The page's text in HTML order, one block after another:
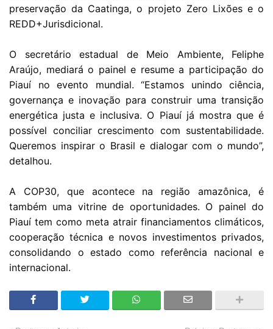
preservação da Caatinga, o projeto Zero Lixões e o
REDD+Jurisdicional.
O secretário estadual de Meio Ambiente, Feliphe
Araújo, mediará o painel e resume a participação do
Piauí no evento mundial. “Estamos unindo ciência,
governança e inovação para construir uma transição
energética justa e inclusiva. O Piauí já mostra que é
possível conciliar crescimento com sustentabilidade.
Queremos inspirar o Brasil e dialogar com o mundo”,
detalhou.
A COP30, que acontece na região amazônica, é
também uma vitrine de oportunidades. O painel do
Piauí tem como meta atrair financiamentos climáticos,
cooperação técnica e novos investimentos privados,
consolidando o estado como referência nacional e
internacional.